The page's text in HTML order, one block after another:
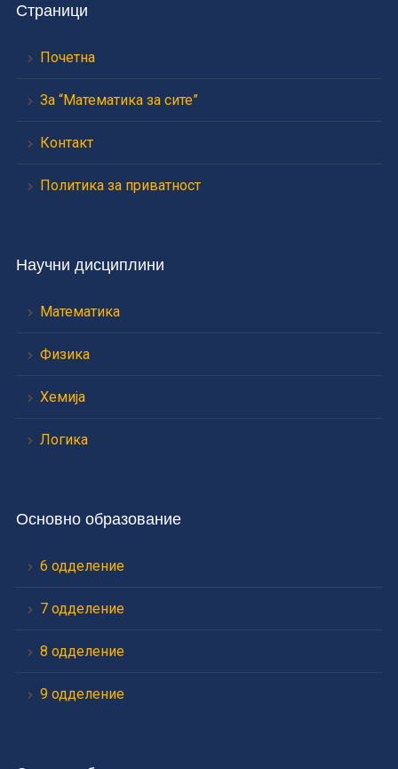
Страници
Почетна
За “Математика за сите”
Контакт
Политика за приватност
Научни дисциплини
Математика
Физика
Хемија
Логика
Основно образование
6 одделение
7 одделение
8 одделение
9 одделение